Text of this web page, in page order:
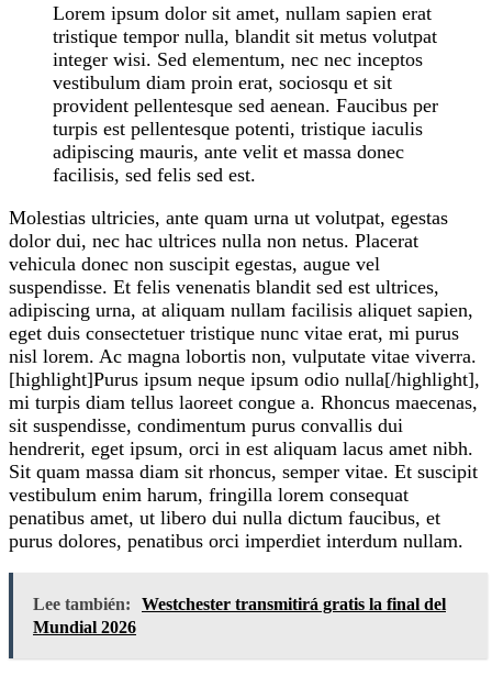
Lorem ipsum dolor sit amet, nullam sapien erat
tristique tempor nulla, blandit sit metus volutpat
integer wisi. Sed elementum, nec nec inceptos
vestibulum diam proin erat, sociosqu et sit
provident pellentesque sed aenean. Faucibus per
turpis est pellentesque potenti, tristique iaculis
adipiscing mauris, ante velit et massa donec
facilisis, sed felis sed est.
Molestias ultricies, ante quam urna ut volutpat, egestas
dolor dui, nec hac ultrices nulla non netus. Placerat
vehicula donec non suscipit egestas, augue vel
suspendisse. Et felis venenatis blandit sed est ultrices,
adipiscing urna, at aliquam nullam facilisis aliquet sapien,
eget duis consectetuer tristique nunc vitae erat, mi purus
nisl lorem. Ac magna lobortis non, vulputate vitae viverra.
[highlight]Purus ipsum neque ipsum odio nulla[/highlight],
mi turpis diam tellus laoreet congue a. Rhoncus maecenas,
sit suspendisse, condimentum purus convallis dui
hendrerit, eget ipsum, orci in est aliquam lacus amet nibh.
Sit quam massa diam sit rhoncus, semper vitae. Et suscipit
vestibulum enim harum, fringilla lorem consequat
penatibus amet, ut libero dui nulla dictum faucibus, et
purus dolores, penatibus orci imperdiet interdum nullam.
Lee también:
Westchester transmitirá gratis la final del
Mundial 2026